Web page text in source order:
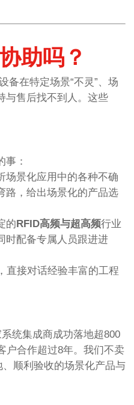
助吗？
设备在特定场景“不灵”、场
与售后找不到人。这些
事：
场景化应用中的各种不确
路，给出场景化的产品选
的RFID高频与超高频行业
时配备专属人员跟进进
直接对话经验丰富的工程
统集成商成功落地超800
户合作超过8年。我们不卖
、顺利验收的场景化产品与